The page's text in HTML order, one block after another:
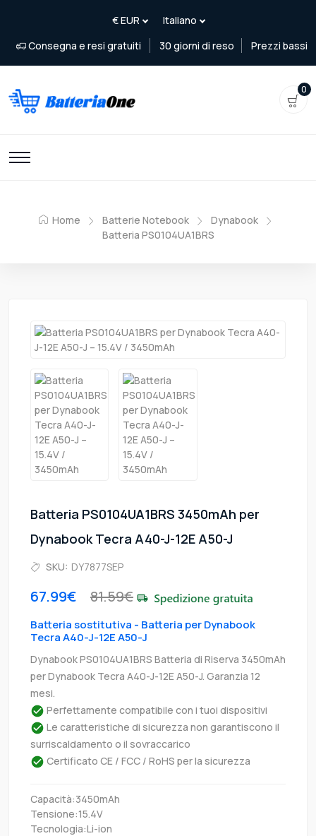
Consegna e resi gratuiti 30 giorni di reso Prezzi bassi
0
Home Batterie Notebook
Dynabook
Batteria PS0104UA1BRS
Batteria PS0104UA1BRS 3450mAh per
Dynabook Tecra A40-J-12E A50-J
SKU: DY7877SEP
67.99€ 81.59€
Batteria sostitutiva - Batteria per Dynabook
Tecra A40-J-12E A50-J
Dynabook PS0104UA1BRS Batteria di Riserva 3450mAh
per Dynabook Tecra A40-J-12E A50-J. Garanzia 12
mesi.
Perfettamente compatibile con i tuoi dispositivi
Le caratteristiche di sicurezza non garantiscono il
surriscaldamento o il sovraccarico
Certificato CE / FCC / RoHS per la sicurezza
Capacità:3450mAh
Tensione:15.4V
Tecnologia:Li-ion